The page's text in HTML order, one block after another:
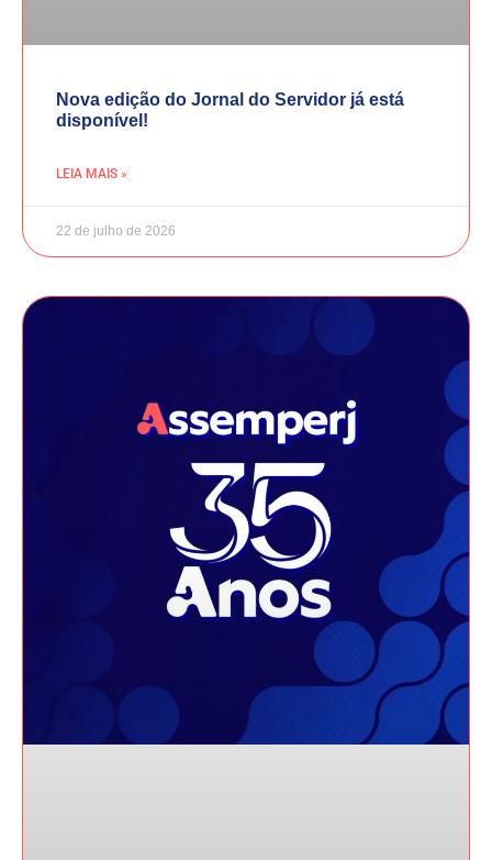
Nova edição do Jornal do Servidor já está
disponível!
LEIA MAIS »
22 de julho de 2026